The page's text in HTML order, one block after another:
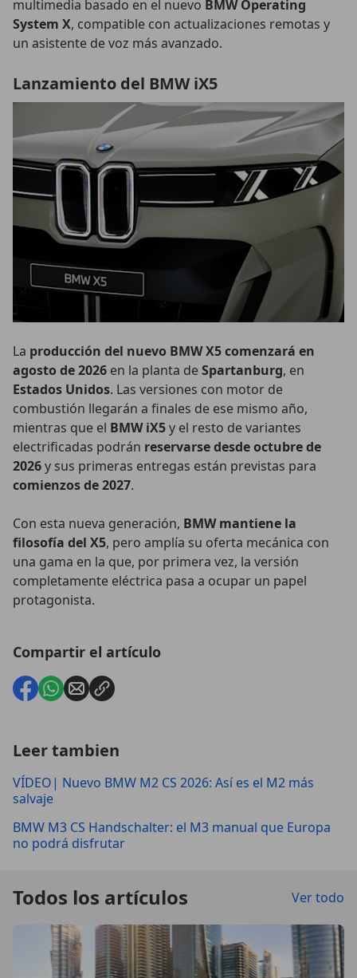
multimedia basado en el nuevo BMW Operating
System X, compatible con actualizaciones remotas y
un asistente de voz más avanzado.
Lanzamiento del BMW iX5
La producción del nuevo BMW X5 comenzará en
agosto de 2026 en la planta deSpartanburg, en
Estados Unidos. Las versiones con motor de
combustión llegarán a finales de ese mismo año,
mientras que el BMW iX5y el resto de variantes
electrificadas podrán reservarse desde octubre de
2026y sus primeras entregas están previstas para
comienzos de 2027.
Con esta nueva generación, BMW mantiene la
filosofía del X5, pero amplía su oferta mecánica con
una gama en la que, por primera vez, la versión
completamente eléctrica pasa a ocupar un papel
protagonista.
Compartir el artículo
Leer tambien
VÍDEO| Nuevo BMW M2 CS 2026: Así es el M2 más
salvaje
BMW M3 CS Handschalter: el M3 manual que Europa
no podrá disfrutar
Todos los artículos Ver todo